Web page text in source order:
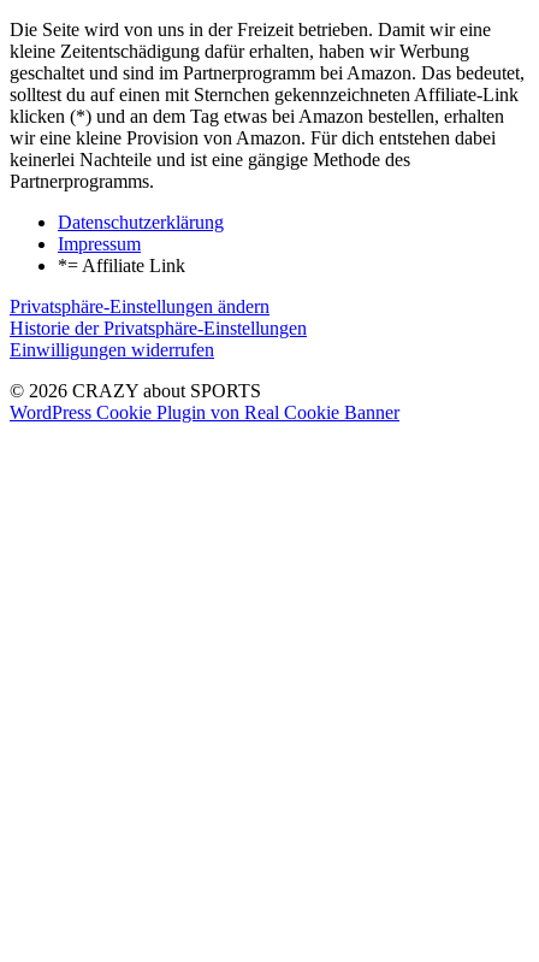
Die Seite wird von uns in der Freizeit betrieben. Damit wir eine
kleine Zeitentschädigung dafür erhalten, haben wir Werbung
geschaltet und sind im Partnerprogramm bei Amazon. Das bedeutet,
solltest du auf einen mit Sternchen gekennzeichneten Affiliate-Link
klicken (*) und an dem Tag etwas bei Amazon bestellen, erhalten
wir eine kleine Provision von Amazon. Für dich entstehen dabei
keinerlei Nachteile und ist eine gängige Methode des
Partnerprogramms.
Datenschutzerklärung
Impressum
*= Affiliate Link
Privatsphäre-Einstellungen ändern
Historie der Privatsphäre-Einstellungen
Einwilligungen widerrufen
© 2026 CRAZY about SPORTS
WordPress Cookie Plugin von Real Cookie Banner